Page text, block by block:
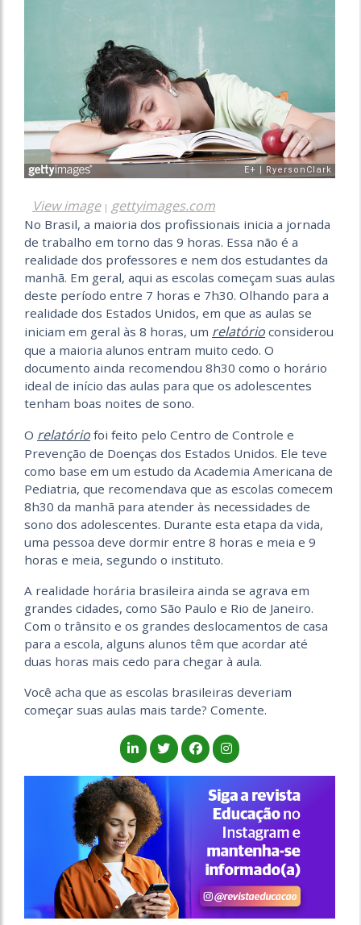
View image| gettyimages.com
No Brasil, a maioria dos profissionais inicia a jornada
de trabalho em torno das 9 horas. Essa não é a
realidade dos professores e nem dos estudantes da
manhã. Em geral, aqui as escolas começam suas aulas
deste período entre 7 horas e 7h30. Olhando para a
realidade dos Estados Unidos, em que as aulas se
iniciam em geral às 8 horas, um relatório considerou
que a maioria alunos entram muito cedo. O
documento ainda recomendou 8h30 como o horário
ideal de início das aulas para que os adolescentes
tenham boas noites de sono.
O relatório foi feito pelo Centro de Controle e
Prevenção de Doenças dos Estados Unidos. Ele teve
como base em um estudo da Academia Americana de
Pediatria, que recomendava que as escolas comecem
8h30 da manhã para atender às necessidades de
sono dos adolescentes. Durante esta etapa da vida,
uma pessoa deve dormir entre 8 horas e meia e 9
horas e meia, segundo o instituto.
A realidade horária brasileira ainda se agrava em
grandes cidades, como São Paulo e Rio de Janeiro.
Com o trânsito e os grandes deslocamentos de casa
para a escola, alguns alunos têm que acordar até
duas horas mais cedo para chegar à aula.
Você acha que as escolas brasileiras deveriam
começar suas aulas mais tarde? Comente.